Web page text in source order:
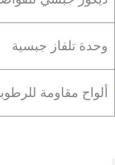
وحدة تلفاز جبسية
ألواح مقاومة